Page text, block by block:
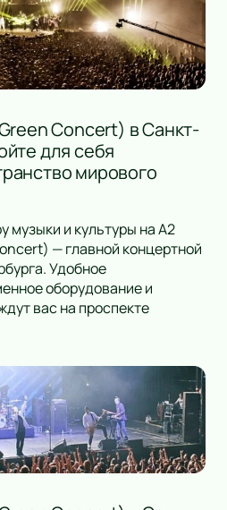
Concert) в Санкт-
для себя
мирового
музыки и культуры на A2
— главной концертной
Удобное
оборудование и
вас на проспекте